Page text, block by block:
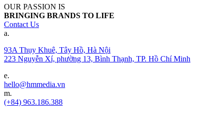
OUR PASSION IS
BRINGING BRANDS TO LIFE
Contact Us
a.
93A Thụy Khuê, Tây Hồ, Hà Nội
223 Nguyễn Xí, phường 13, Bình Thạnh, TP. Hồ Chí Minh
e.
hello@hmmedia.vn
m.
(+84) 963.186.388